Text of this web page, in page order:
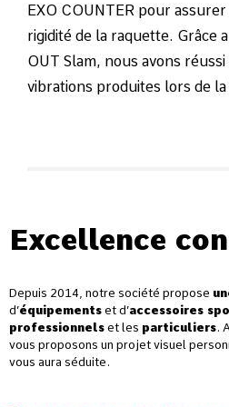
EXO COUNTER pour
rigidité de la raquette. Grâce
OUT Slam, nous avons
vibrations produites lors de
Excellence
Depuis 2014, notre société propose
d’équipements et d’accessoires
professionnels et les particuliers.
vous proposons un projet visuel
vous aura séduite.